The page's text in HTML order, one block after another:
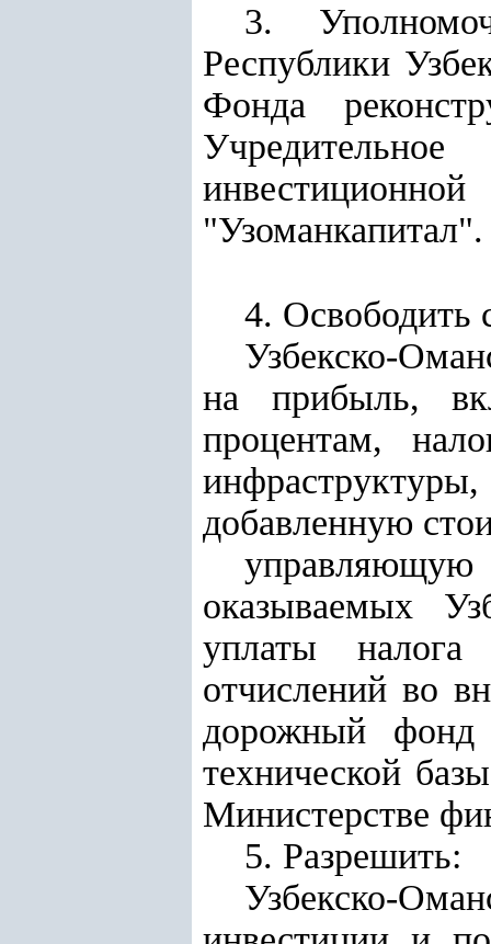
3.
Республики
Фонда
"Узоманкапитал".
4. Освободить
Узбекско-
на прибыль,
процентам,
добавленную
оказываемых
уплаты
отчислений во
дорожный
технической
Министерстве
5. Разрешить:
Узбекско-